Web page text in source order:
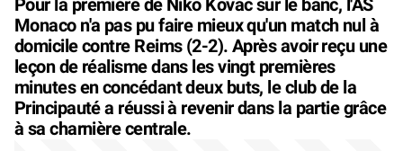
Monaco n'a pas pu faire mieux qu'un match nul à
domicile contre Reims (2-2). Après avoir reçu une
leçon de réalisme dans les vingt premières
minutes en concédant deux buts, le club de la
Principauté a réussi à revenir dans la partie grâce
à sa charnière centrale.